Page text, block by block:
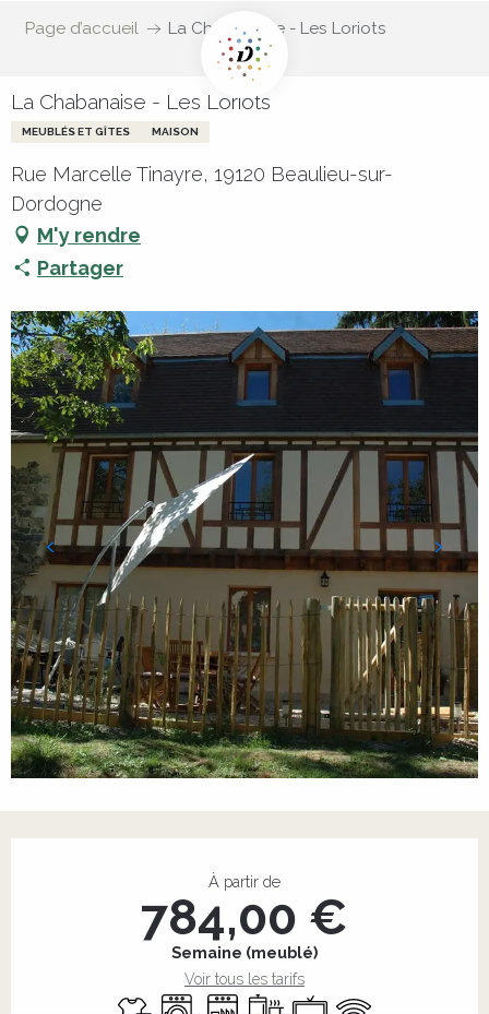
Page d’accueil La Chabanaise - Les Loriots
La Chabanaise - Les Loriots
MEUBLÉS ET GÎTES MAISON
Rue Marcelle Tinayre, 19120 Beaulieu-sur-
Dordogne
M'y rendre
Partager
À partir de
784,00 €
Semaine (meublé)
Voir tous les tarifs
Draps et linge
Lave lingeLave vaisselle
Plaque de cuisson
Télévision
WiFi